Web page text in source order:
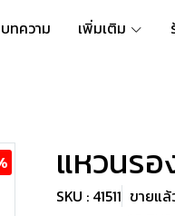
บทความ เพิ่มเติม
แหวนรอ
SKU : 41511 ขายแ